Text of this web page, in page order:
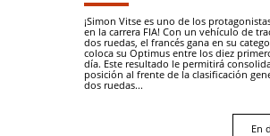
¡Simon Vitse es uno de los
en la carrera FIA! Con un vehículo de
dos ruedas, el francés gana en su
coloca su Optimus entre los diez
día. Este resultado le permitirá
posición al frente de la clasificación
dos ruedas...
En